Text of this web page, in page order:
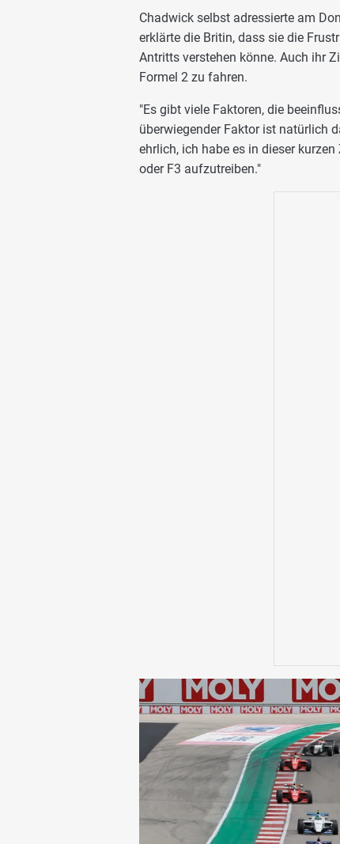
Chadwick selbst adressierte am
erklärte die Britin, dass sie die
Antritts verstehen könne. Auch ihr
Formel 2 zu fahren.
"Es gibt viele Faktoren, die
überwiegender Faktor ist natürlich
ehrlich, ich habe es in dieser
oder F3 aufzutreiben."